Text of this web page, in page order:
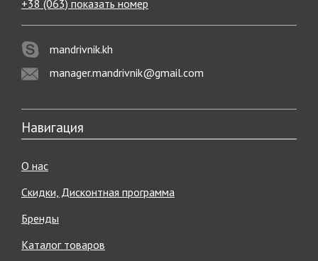
+38 (063) показать номер
mandrivnik.kh
manager.mandrivnik@gmail.com
Навигация
О нас
Скидки, Дисконтная программа
Бренды
Каталог товаров